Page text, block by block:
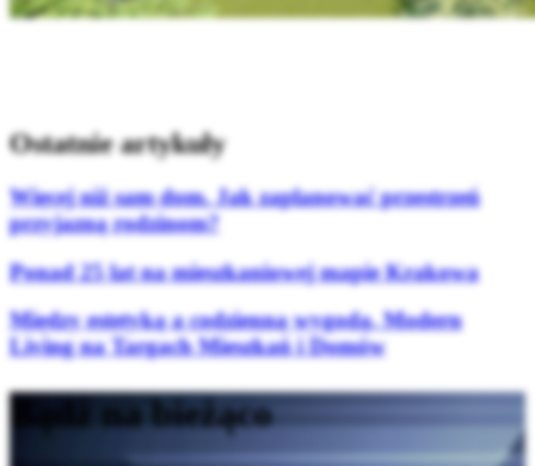
Ostatnie artykuły
Więcej niż sam dom. Jak zaplanować przestrzeń
przyjazną rodzinom?
Ponad 25 lat na mieszkaniowej mapie Krakowa
Między estetyką a codzienną wygodą. Modern
Living na Targach Mieszkań i Domów
Bądź na bieżąco